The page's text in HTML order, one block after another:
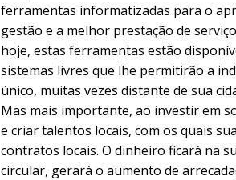
ferramentas informatizadas para o
gestão e a melhor prestação de
hoje, estas ferramentas estão
sistemas livres que lhe permitirão a
único, muitas vezes distante de sua
Mas mais importante, ao investir em
e criar talentos locais, com os quais
contratos locais. O dinheiro ficará na
circular, gerará o aumento de